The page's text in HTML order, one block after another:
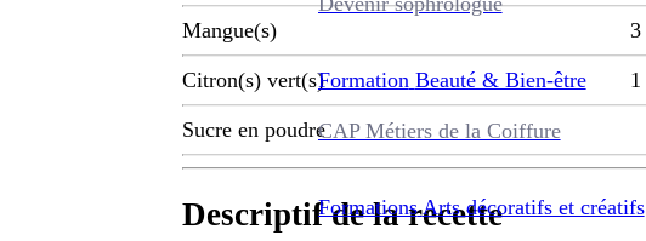
Formation Beauté & Bien-être
CAP Métiers de la Coiffure
Formations Arts décoratifs et créatifs
Mangue(s) 3
Citron(s) vert(s) 1
Sucre en poudre
Descriptif de la recette